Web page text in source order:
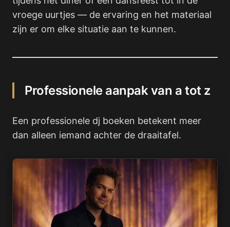
vroege uurtjes — de ervaring en het materiaal
zijn er om elke situatie aan te kunnen.
Professionele aanpak van a tot z
Een professionele dj boeken betekent meer
dan alleen iemand achter de draaitafel.